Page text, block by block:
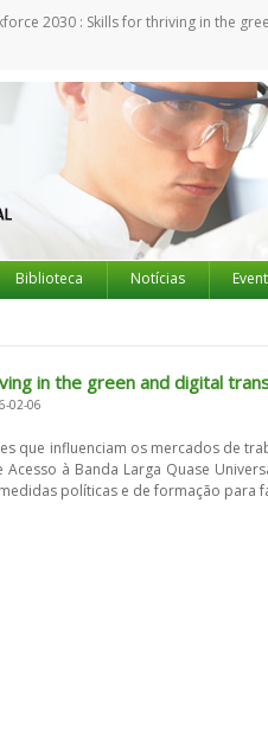
2030 : Skills for thriving in the green and digital
Biblioteca Notícias
in the green and digital
02-06
que influenciam os mercados de
Acesso à Banda Larga Quase
políticas e de formação